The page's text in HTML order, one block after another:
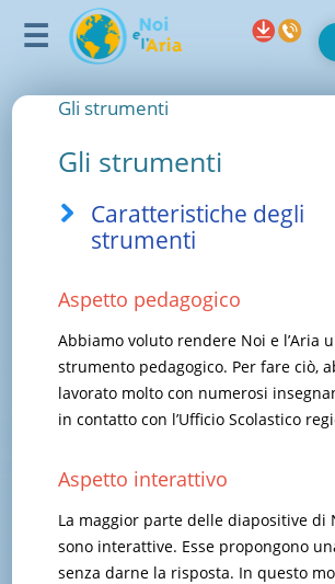
Gli strumenti
Gli strumenti
Caratteristiche degli
strumenti
Aspetto pedagogico
Abbiamo voluto rendere Noi e l’Aria
strumento pedagogico. Per fare ciò,
lavorato molto con numerosi
in contatto con l’Ufficio Scolastico
Aspetto interattivo
La maggior parte delle diapositive di
sono interattive. Esse propongono
senza darne la risposta. In questo